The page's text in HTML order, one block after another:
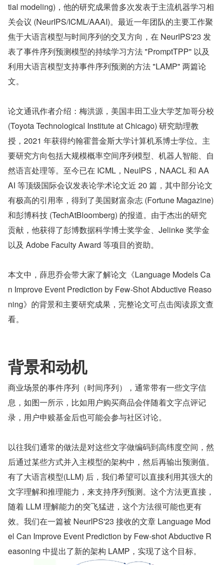
tial modeling)，他的研究成果曾多次发表于主流机器学习相
关会议 (NeurIPS/ICML/AAAI)。最近一年团队的主要工作聚
焦于大语言模型与时间序列的交叉方向，在 NeurIPS'23 发
表了事件序列预测模型的持续学习方法 "PromptTPP" 以及
利用大语言模型支持事件序列预测的方法 "LAMP" 两篇论
文。
论文通讯作者介绍：梅洪源，美国丰田工业大学芝加哥分校
(Toyota Technological Institute at Chicago) 研究助理教
授，2021 年获得约翰霍普金斯大学计算机系博士学位。主
要研究方向包括大规模概率空间序列模型、机器人智能、自
然语言处理等。至今已在 ICML，NeuIPS，NAACL 和 AA
AI 等顶级国际会议发表论学术论文近 20 篇，其中部分论文
有极高的引用率，得到了美国财富杂志 (Fortune Magazine)
和彭博科技 (TechAtBloomberg) 的报道。由于杰出的研究
贡献，他获得了彭博数据科学博士奖学金、Jelinke 奖学金
以及 Adobe Faculty Award 等项目的资助。
本文中，薛思乔会带大家了解论文《Language Models Ca
n Improve Event Prediction by Few-Shot Abductive Reaso
ning》的背景和主要研究成果，完整论文可点击阅读原文查
看。
背景和动机
商业场景的事件序列（时间序列），通常带有一些文字信
息，如图一所示，比如用户购买商品会伴随着文字点评记
录，用户申赎基金后也可能会参与社区讨论。
以往我们通常的做法是对这些文字做编码到高纬度空间，然
后通过某些方式并入主模型的架构中，然后再输出预测值。
有了大语言模型(LLM) 后，我们希望可以直接利用其强大的
文字理解和推理能力，来支持序列预测。这个方法更直接，
随着 LLM 理解能力的突飞猛进，这个方法很可能也更有
效。我们在一篇被 NeurIPS'23 接收的文章 Language Mod
el Can Improve Event Prediction by Few-shot Abductive R
easoning 中提出了新的架构 LAMP，实现了这个目标。